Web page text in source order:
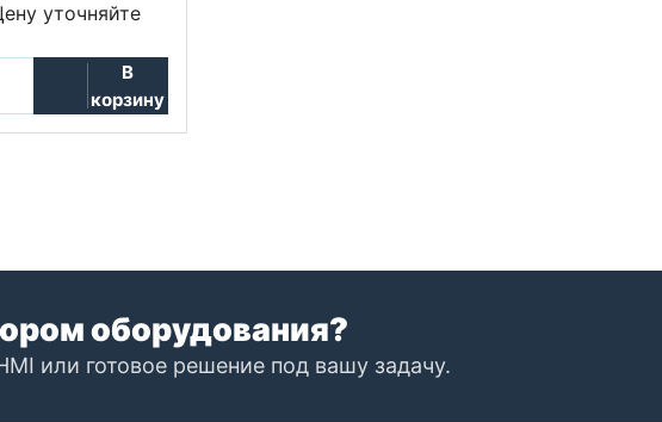
уточняйте
В
корзину
оборудования?
или готовое решение под вашу задачу.